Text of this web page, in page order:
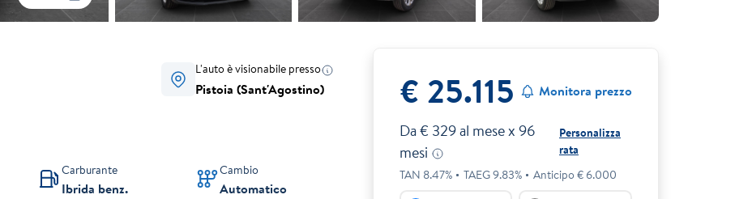
€ 25.115 Monitora prezzo
Da € 329al mese x 96
mesi
Personalizza
rata
TAN 8.47% TAEG9.83% Anticipo € 6.000
L'auto è visionabile presso
Pistoia (Sant'Agostino)
Carburante
Ibrida benz.
Cambio
Automatico